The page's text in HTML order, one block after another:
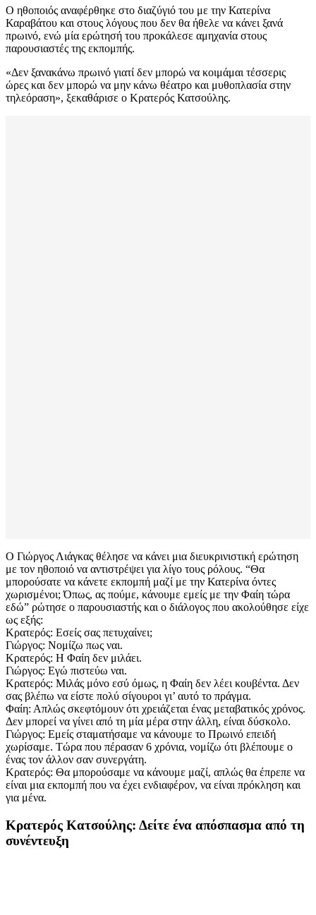
Ο ηθοποιός αναφέρθηκε στο διαζύγιό του με την Κατερίνα
Καραβάτου και στους λόγους που δεν θα ήθελε να κάνει ξανά
πρωινό, ενώ μία ερώτησή του προκάλεσε αμηχανία στους
παρουσιαστές της εκπομπής.
«Δεν ξανακάνω πρωινό γιατί δεν μπορώ να κοιμάμαι τέσσερις
ώρες και δεν μπορώ να μην κάνω θέατρο και μυθοπλασία στην
τηλεόραση», ξεκαθάρισε ο Κρατερός Κατσούλης.
Ο Γιώργος Λιάγκας θέλησε να κάνει μια διευκρινιστική ερώτηση
με τον ηθοποιό να αντιστρέψει για λίγο τους ρόλους. “Θα
μπορούσατε να κάνετε εκπομπή μαζί με την Κατερίνα όντες
χωρισμένοι; Όπως, ας πούμε, κάνουμε εμείς με την Φαίη τώρα
εδώ” ρώτησε ο παρουσιαστής και ο διάλογος που ακολούθησε είχε
ως εξής:
Κρατερός: Εσείς σας πετυχαίνει;
Γιώργος: Νομίζω πως ναι.
Κρατερός: Η Φαίη δεν μιλάει.
Γιώργος: Εγώ πιστεύω ναι.
Κρατερός: Μιλάς μόνο εσύ όμως, η Φαίη δεν λέει κουβέντα. Δεν
σας βλέπω να είστε πολύ σίγουροι γι’ αυτό το πράγμα.
Φαίη: Απλώς σκεφτόμουν ότι χρειάζεται ένας μεταβατικός χρόνος.
Δεν μπορεί να γίνει από τη μία μέρα στην άλλη, είναι δύσκολο.
Γιώργος: Εμείς σταματήσαμε να κάνουμε το Πρωινό επειδή
χωρίσαμε. Τώρα που πέρασαν 6 χρόνια, νομίζω ότι βλέπουμε ο
ένας τον άλλον σαν συνεργάτη.
Κρατερός: Θα μπορούσαμε να κάνουμε μαζί, απλώς θα έπρεπε να
είναι μια εκπομπή που να έχει ενδιαφέρον, να είναι πρόκληση και
για μένα.
Κρατερός Κατσούλης: Δείτε ένα απόσπασμα από τη
συνέντευξη